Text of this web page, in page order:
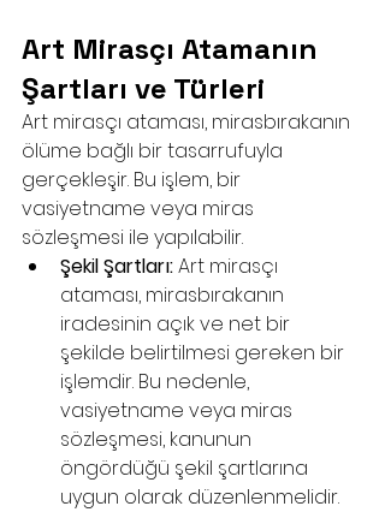
Art Mirasçı Atamanın
Şartları ve Türleri
Art mirasçı ataması, mirasbırakanın
ölüme bağlı bir tasarrufuyla
gerçekleşir. Bu işlem, bir
vasiyetname veya miras
sözleşmesi ile yapılabilir.
Şekil Şartları: Art mirasçı
ataması, mirasbırakanın
iradesinin açık ve net bir
şekilde belirtilmesi gereken bir
işlemdir. Bu nedenle,
vasiyetname veya miras
sözleşmesi, kanunun
öngördüğü şekil şartlarına
uygun olarak düzenlenmelidir.